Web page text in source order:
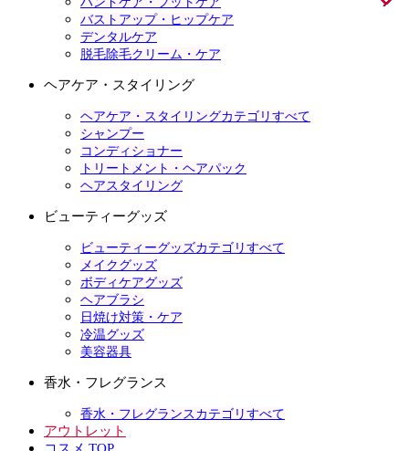
バストアップ・ヒップケア
デンタルケア
脱毛除毛クリーム・ケア
ヘアケア・スタイリング
ヘアケア・スタイリングカテゴリすべて
シャンプー
コンディショナー
トリートメント・ヘアパック
ヘアスタイリング
ビューティーグッズ
ビューティーグッズカテゴリすべて
メイクグッズ
ボディケアグッズ
ヘアブラシ
日焼け対策・ケア
冷温グッズ
美容器具
香水・フレグランス
香水・フレグランスカテゴリすべて
アウトレット